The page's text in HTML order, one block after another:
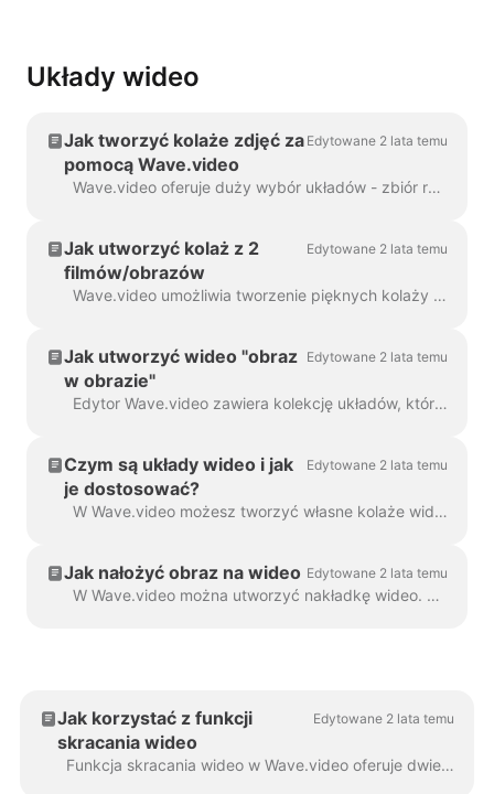
Układy wideo
Jak tworzyć kolaże zdjęć za
pomocą Wave.video
Edytowane 2 lata temu
Wave.video oferuje duży wybór układów - zbiór ramek, masek i siatek - które pozwalają łączyć kilka elementów wizualnych w ramach jednego scen...
Jak utworzyć kolaż z 2
filmów/obrazów
Edytowane 2 lata temu
Wave.video umożliwia tworzenie pięknych kolaży z filmów i zdjęć przy użyciu układów. Układy składają się z kolekcji różnych siatek i masek, które...
Jak utworzyć wideo "obraz
w obrazie"
Edytowane 2 lata temu
Edytor Wave.video zawiera kolekcję układów, które umożliwiają łączenie kilku klipów wideo lub obrazów. Jeśli chcesz stworzyć wideo "obraz w obrazie",...
Czym są układy wideo i jak
je dostosować?
Edytowane 2 lata temu
W Wave.video możesz tworzyć własne kolaże wideo, korzystając z przydatnej funkcji - układów wideo. Układ wideo to sposób wyświetlania elementów wizualnych, które...
Jak nałożyć obraz na wideo Edytowane 2 lata temu
W Wave.video można utworzyć nakładkę wideo. Oto jak to zrobić. Nakładka wideo to obraz lub wideo, które można dodać do filmu (lub jeszcze lepiej...
Jak korzystać z funkcji
skracania wideo
Edytowane 2 lata temu
Funkcja skracania wideo w Wave.video oferuje dwie wszechstronne opcje: skrócenie całego wideo do bardziej zwięzłej wersji lub utworzenie wielu...